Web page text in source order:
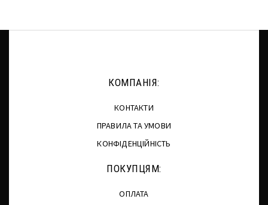
КОМПАНІЯ:
КОНТАКТИ
ПРАВИЛА ТА УМОВИ
КОНФІДЕНЦІЙНІСТЬ
ПОКУПЦЯМ:
ОПЛАТА